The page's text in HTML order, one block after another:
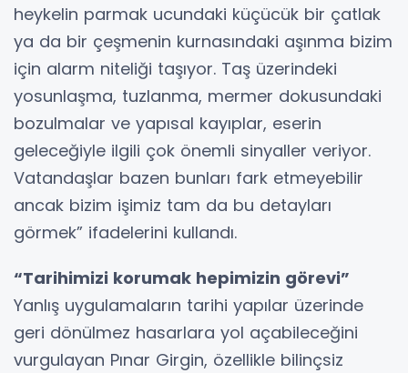
heykelin parmak ucundaki küçücük bir çatlak
ya da bir çeşmenin kurnasındaki aşınma bizim
için alarm niteliği taşıyor. Taş üzerindeki
yosunlaşma, tuzlanma, mermer dokusundaki
bozulmalar ve yapısal kayıplar, eserin
geleceğiyle ilgili çok önemli sinyaller veriyor.
Vatandaşlar bazen bunları fark etmeyebilir
ancak bizim işimiz tam da bu detayları
görmek” ifadelerini kullandı.
“Tarihimizi korumak hepimizin görevi”
Yanlış uygulamaların tarihi yapılar üzerinde
geri dönülmez hasarlara yol açabileceğini
vurgulayan Pınar Girgin, özellikle bilinçsiz